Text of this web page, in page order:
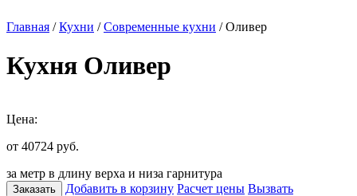
Главная /Кухни /Современные кухни / Оливер
Кухня Оливер
Цена:
от 40724 руб.
за метр в длину верха и низа гарнитура
Заказать Добавить в корзину Расчет цены Вызвать